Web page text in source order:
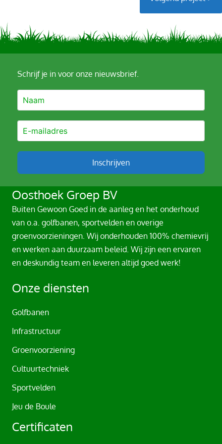
Schrijf je in voor onze nieuwsbrief.
Inschrijven
A
t
v
Oosthoek Groep BV
Buiten Gewoon Goed in de aanleg en het onderhoud
van o.a. golfbanen, sportvelden en overige
groenvoorzieningen. Wij onderhouden 100% chemievrij
en werken aan duurzaam beleid. Wij zijn een ervaren
en deskundig team en leveren altijd goed werk!
Onze diensten
Golfbanen
Infrastructuur
Groenvoorziening
Cultuurtechniek
Sportvelden
Jeu de Boule
Certificaten